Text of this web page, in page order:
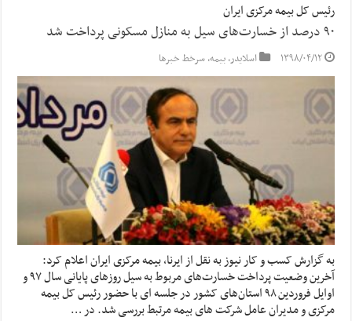
رئیس کل بیمه مرکزی ایران
۹۰ درصد از خسارت‌های سیل به منازل مسکونی پرداخت شد
۱۳۹۸/۰۴/۱۲ اسلایدر,بیمه,سرخط خبرها
به گزارش کسب و کار نیوز به نقل از ایرنا، بیمه مرکزی ایران اعلام کرد:
آخرین وضعیت پرداخت خسارت‌های مربوط به سیل روزهای پایانی سال ۹۷ و
اوایل فروردین ۹۸ استان‌های کشور در جلسه ای با حضور رئیس کل بیمه
مرکزی و مدیران عامل شرکت های بیمه مرتبط بررسی شد. در …